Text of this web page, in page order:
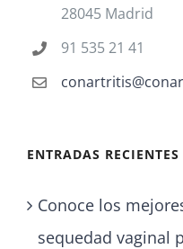
28045 Madrid
91 535 21 41
ENTRADAS RECIENTES
Conoce los
sequedad vaginal